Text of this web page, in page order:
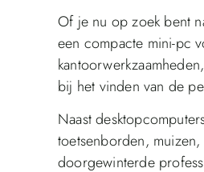
Of je nu op zoek bent
een compacte mini-pc
bij het vinden van de
Naast
toetsenborden,
doorgewinterde